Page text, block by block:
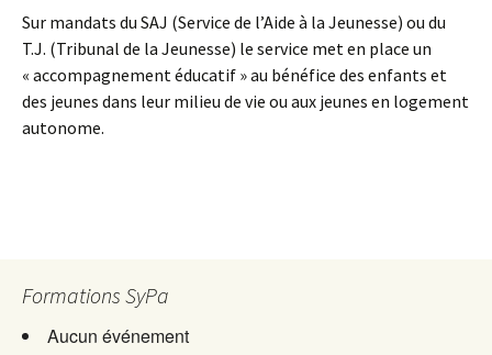
Sur mandats du SAJ (Service de l’Aide à la Jeunesse) ou du
T.J. (Tribunal de la Jeunesse) le service met en place un
« accompagnement éducatif » au bénéfice des enfants et
des jeunes dans leur milieu de vie ou aux jeunes en logement
autonome.
Formations SyPa
Aucun événement